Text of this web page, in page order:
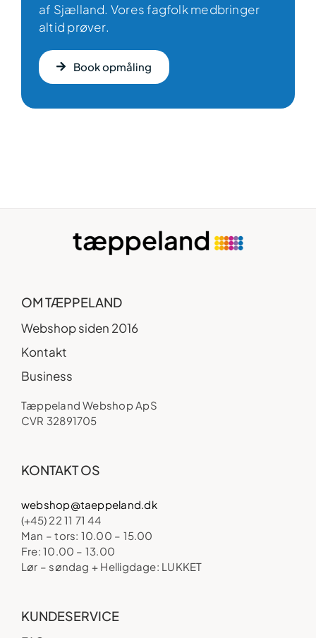
af Sjælland. Vores fagfolk medbringer
altid prøver.
Book opmåling
OM TÆPPELAND
Webshop siden 2016
Kontakt
Business
Tæppeland Webshop ApS
CVR 32891705
KONTAKT OS
webshop@taeppeland.dk
(+45) 22 11 71 44
Man – tors: 10.00 – 15.00
Fre: 10.00 – 13.00
Lør – søndag + Helligdage: LUKKET
KUNDESERVICE